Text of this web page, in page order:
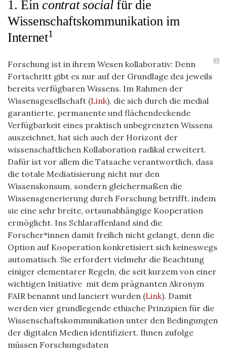
1. Eincontrat socialfür die
Wissenschaftskommunikation im
Internet1
1
Forschung ist in ihrem Wesen kollaborativ: Denn
Fortschritt gibt es nur auf der Grundlage des jeweils
bereits verfügbaren Wissens. Im Rahmen der
Wissensgesellschaft (Link), die sich durch die medial
garantierte, permanente und flächendeckende
Verfügbarkeit eines praktisch unbegrenzten Wissens
auszeichnet, hat sich auch der Horizont der
wissenschaftlichen Kollaboration radikal erweitert.
Dafür ist vor allem die Tatsache verantwortlich, dass
die totale Mediatisierung nicht nur den
Wissenskonsum, sondern gleichermaßen die
Wissensgenerierung durch Forschung betrifft, indem
sie eine sehr breite, ortsunabhängige Kooperation
ermöglicht. Ins Schlaraffenland sind die
Forscher*innen damit freilich nicht gelangt, denn die
Option auf Kooperation konkretisiert sich keineswegs
automatisch. Sie erfordert vielmehr die Beachtung
einiger elementarer Regeln, die seit kurzem von einer
wichtigen Initiative mit dem prägnanten Akronym
FAIR benannt und lanciert wurden (Link). Damit
werden vier grundlegende ethische Prinzipien für die
Wissenschaftskommunikation unter den Bedingungen
der digitalen Medien identifiziert. Ihnen zufolge
müssen Forschungsdaten